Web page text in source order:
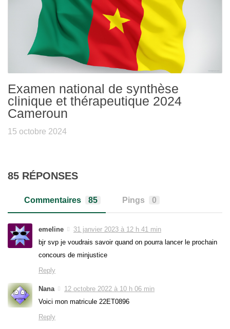
Examen national de synthèse
clinique et thérapeutique 2024
Cameroun
15 octobre 2024
85 RÉPONSES
Commentaires 85 Pings 0
emeline
31 janvier 2023 à 12 h 41 min
bjr svp je voudrais savoir quand on pourra lancer le prochain
concours de minjustice
Reply
Nana
12 octobre 2022 à 10 h 06 min
Voici mon matricule 22ET0896
Reply